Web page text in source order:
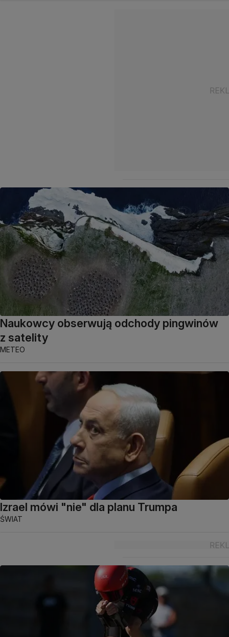
Naukowcy obserwują odchody pingwinów
z satelity
METEO
Izrael mówi "nie" dla planu Trumpa
ŚWIAT